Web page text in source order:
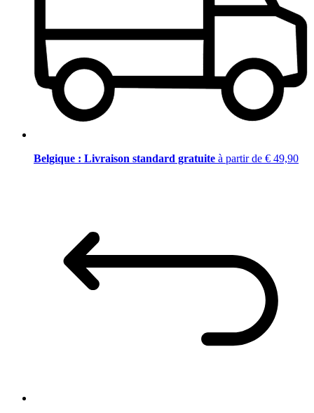
Belgique : Livraison standard gratuite à partir de € 49,90